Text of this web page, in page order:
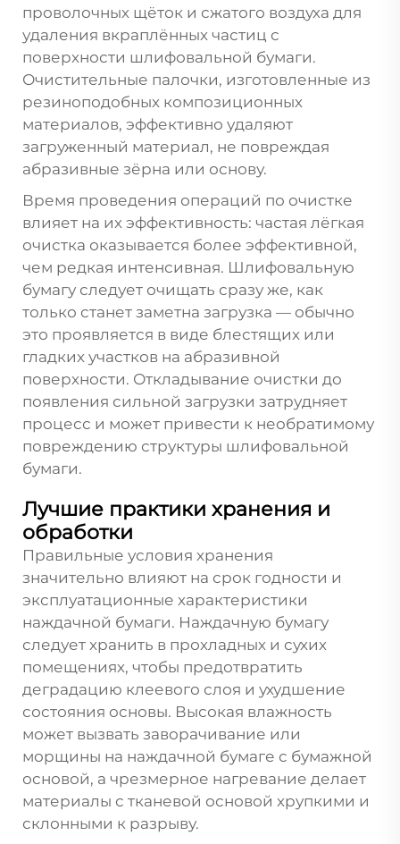
проволочных щёток и сжатого воздуха для
удаления вкраплённых частиц с
поверхности шлифовальной бумаги.
Очистительные палочки, изготовленные из
резиноподобных композиционных
материалов, эффективно удаляют
загруженный материал, не повреждая
абразивные зёрна или основу.
Время проведения операций по очистке
влияет на их эффективность: частая лёгкая
очистка оказывается более эффективной,
чем редкая интенсивная. Шлифовальную
бумагу следует очищать сразу же, как
только станет заметна загрузка — обычно
это проявляется в виде блестящих или
гладких участков на абразивной
поверхности. Откладывание очистки до
появления сильной загрузки затрудняет
процесс и может привести к необратимому
повреждению структуры шлифовальной
бумаги.
Лучшие практики хранения и
обработки
Правильные условия хранения
значительно влияют на срок годности и
эксплуатационные характеристики
наждачной бумаги. Наждачную бумагу
следует хранить в прохладных и сухих
помещениях, чтобы предотвратить
деградацию клеевого слоя и ухудшение
состояния основы. Высокая влажность
может вызвать заворачивание или
морщины на наждачной бумаге с бумажной
основой, а чрезмерное нагревание делает
материалы с тканевой основой хрупкими и
склонными к разрыву.